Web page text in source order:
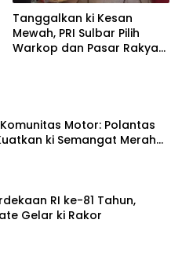
Tanggalkan ki Kesan
Mewah, PRI Sulbar Pilih
Warkop dan Pasar Rakyat
Motor: Polantas
ki Semangat Merah
RI ke-81 Tahun,
Gelar ki Rakor